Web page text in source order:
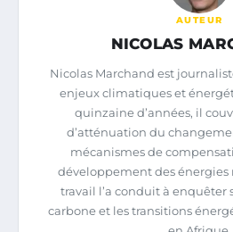
AUTEUR
NICOLAS
Nicolas Marchand est
enjeux climatiques et
quinzaine d’années, il
d’atténuation du
mécanismes de
développement des énergies
travail l’a conduit à enquêter
carbone et les transitions